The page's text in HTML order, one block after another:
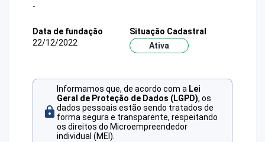
-
Data de fundação
22/12/2022
Situação Cadastral
Ativa
Informamos que, de acordo com a Lei
Geral de Proteção de Dados (LGPD), os
dados pessoais estão sendo tratados de
forma segura e transparente, respeitando
os direitos do Microempreendedor
individual (MEI).